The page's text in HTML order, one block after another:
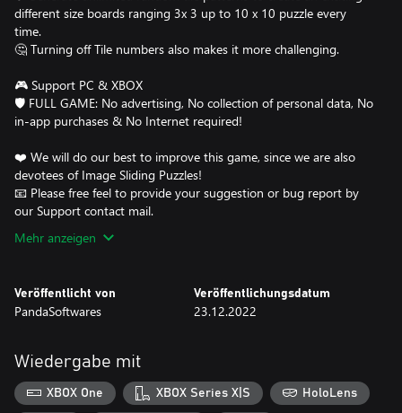
different size boards ranging 3x 3 up to 10 x 10 puzzle every
time.
🤔 Turning off Tile numbers also makes it more challenging.
🎮 Support PC & XBOX
🛡️ FULL GAME: No advertising, No collection of personal data, No
in-app purchases & No Internet required!
❤️ We will do our best to improve this game, since we are also
devotees of Image Sliding Puzzles!
📧 Please free feel to provide your suggestion or bug report by
our Support contact mail.
Mehr anzeigen
Veröffentlicht von
PandaSoftwares
Veröffentlichungsdatum
23.12.2022
Wiedergabe mit
XBOX One XBOX Series X|S HoloLens